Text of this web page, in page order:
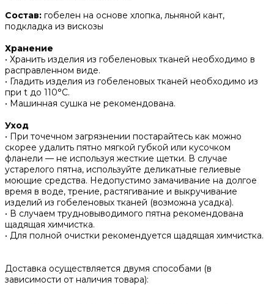
Состав: гобелен на основе хлопка, льняной кант,
подкладка из вискозы
Хранение
• Хранить изделия из гобеленовых тканей необходимо в
расправленном виде.
• ‌Гладить изделия из гобеленовых тканей необходимо из
при t до 110°С.
• ‌Машинная сушка не рекомендована.
Уход
• При точечном загрязнении постарайтесь как можно
скорее удалить пятно мягкой губкой или кусочком
фланели — не используя жесткие щетки. В случае
устарелого пятна, используйте деликатные гелиевые
моющие средства. Недопустимо замачивание на долгое
время в воде, трение, растягивание и выкручивание
изделий из гобеленовых тканей (возможна усадка).
• В случаем трудновыводимого пятна рекомендована
щадящая химчистка.
• Для полной очистки рекомендуется щадящая химчистка.
Доставка осуществляется двумя способами (в
зависимости от наличия товара):